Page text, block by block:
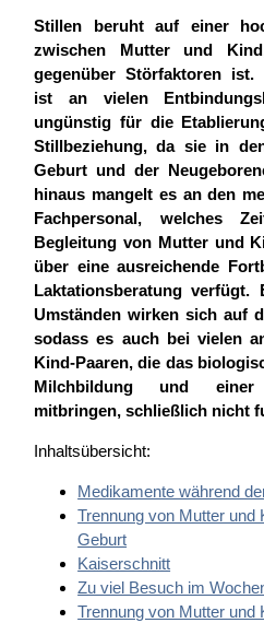
Stillen beruht auf einer
zwischen Mutter und
gegenüber Störfaktoren ist.
ist an vielen
ungünstig für die
Stillbeziehung, da sie in
Geburt und der
hinaus mangelt es an den
Fachpersonal, welches
Begleitung von Mutter und
über eine ausreichende
Laktationsberatung verfügt.
Umständen wirken sich auf
sodass es auch bei vielen
Kind-Paaren, die das
Milchbildung und einer
mitbringen, schließlich nicht
Inhaltsübersicht:
Medikamente während
Trennung von Mutter und
Geburt
Kaiserschnitt
Zu viel Besuch im
Trennung von Mutter und